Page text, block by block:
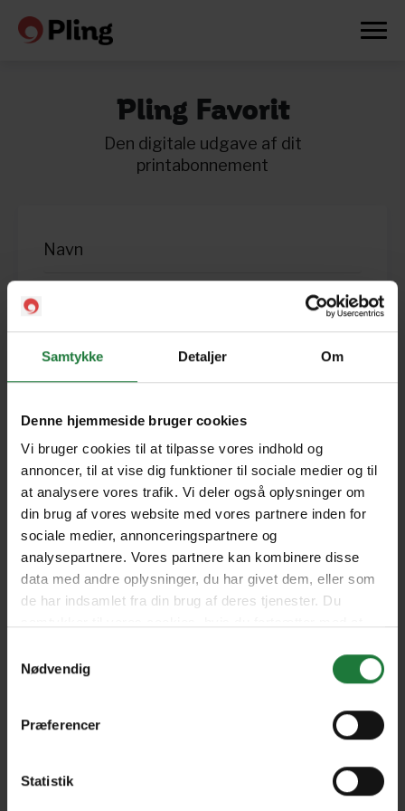
Samtykke Detaljer Om
Denne hjemmeside bruger cookies
Vi bruger cookies til at tilpasse vores indhold og
annoncer, til at vise dig funktioner til sociale medier og til
at analysere vores trafik. Vi deler også oplysninger om
din brug af vores website med vores partnere inden for
sociale medier, annonceringspartnere og
analysepartnere. Vores partnere kan kombinere disse
data med andre oplysninger, du har givet dem, eller som
de har indsamlet fra din brug af deres tjenester. Du
Nødvendig
Præferencer
Statistik
Pling Favorit
Den digitale udgave af dit
printabonnement
Vi anbefaler en blanding af tal, bogstaver og mindst 1 stort
Find dit kundenummer
Ja tak, jeg vil glæde mig til at modtage nyheder,
tilbud og invitationer til særlige arrangementer